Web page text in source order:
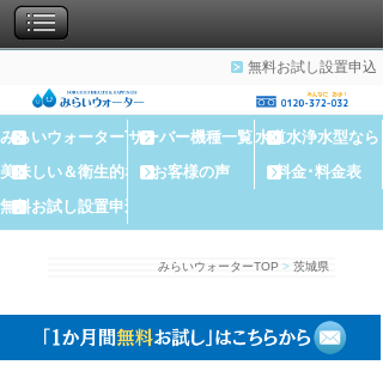
無料お試し設置申込
みらいウォーターTOPサーバー機種一覧水道水浄水型なら
美味しい＆衛生的な水お客様の声
料金･料金表
無料お試し設置申込
みらいウォーターTOP > 茨城県